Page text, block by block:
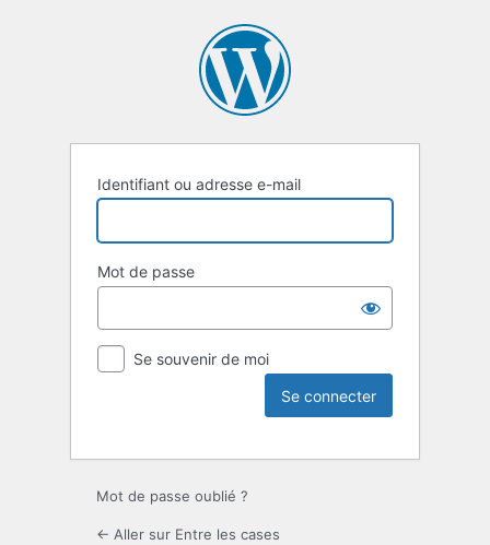
Identifiant ou adresse e-mail
Mot de passe
Se souvenir de moi
Mot de passe oublié ?
← Aller sur Entre les cases